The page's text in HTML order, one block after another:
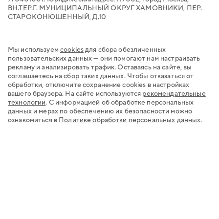
ВН.ТЕР.Г. МУНИЦИПАЛЬНЫЙ ОКРУГ ХАМОВНИКИ, ПЕР.
СТАРОКОНЮШЕННЫЙ, Д.10
Мы используем cookiesдля сбора обезличенных
пользовательских данных — они помогают нам настраивать
рекламу и анализировать трафик. Оставаясь на сайте, вы
соглашаетесь на сбор таких данных. Чтобы отказаться от
обработки, отключите сохранение cookies в настройках
вашего браузера. На сайте используются рекомендательные
технологии. С информацией об обработке персональных
данных и мерах по обеспечению их безопасности можно
ознакомиться в Политике обработки персональных данных.